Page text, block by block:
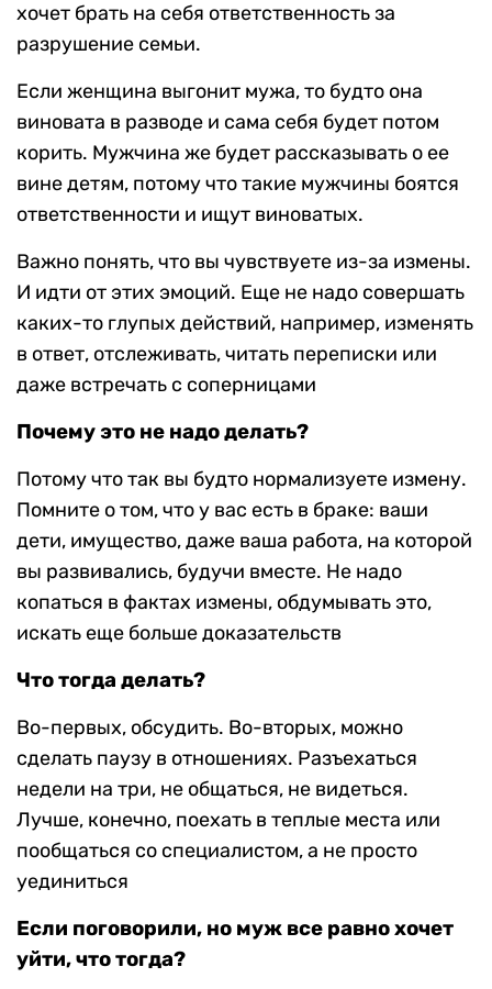
хочет брать на себя ответственность за
разрушение семьи.
Если женщина выгонит мужа, то будто она
виновата в разводе и сама себя будет потом
корить. Мужчина же будет рассказывать о ее
вине детям, потому что такие мужчины боятся
ответственности и ищут виноватых.
Важно понять, что вы чувствуете из-за измены.
И идти от этих эмоций. Еще не надо совершать
каких-то глупых действий, например, изменять
в ответ, отслеживать, читать переписки или
даже встречать с соперницами
Почему это не надо делать?
Потому что так вы будто нормализуете измену.
Помните о том, что у вас есть в браке: ваши
дети, имущество, даже ваша работа, на которой
вы развивались, будучи вместе. Не надо
копаться в фактах измены, обдумывать это,
искать еще больше доказательств
Что тогда делать?
Во-первых, обсудить. Во-вторых, можно
сделать паузу в отношениях. Разъехаться
недели на три, не общаться, не видеться.
Лучше, конечно, поехать в теплые места или
пообщаться со специалистом, а не просто
уединиться
Если поговорили, но муж все равно хочет
уйти, что тогда?